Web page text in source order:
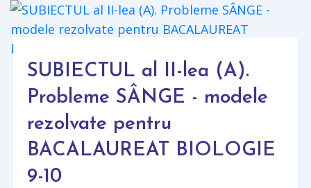
SUBIECTUL al II-lea (A).
Probleme SÂNGE - modele
rezolvate pentru
BACALAUREAT BIOLOGIE
9-10